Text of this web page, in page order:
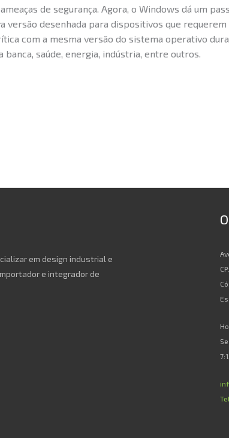
de segurança. Agora, o Windows dá um
versão desenhada para dispositivos que
com a mesma versão do sistema operativo
banca, saúde, energia, indústria, entre outros.
em design industrial e
e integrador de